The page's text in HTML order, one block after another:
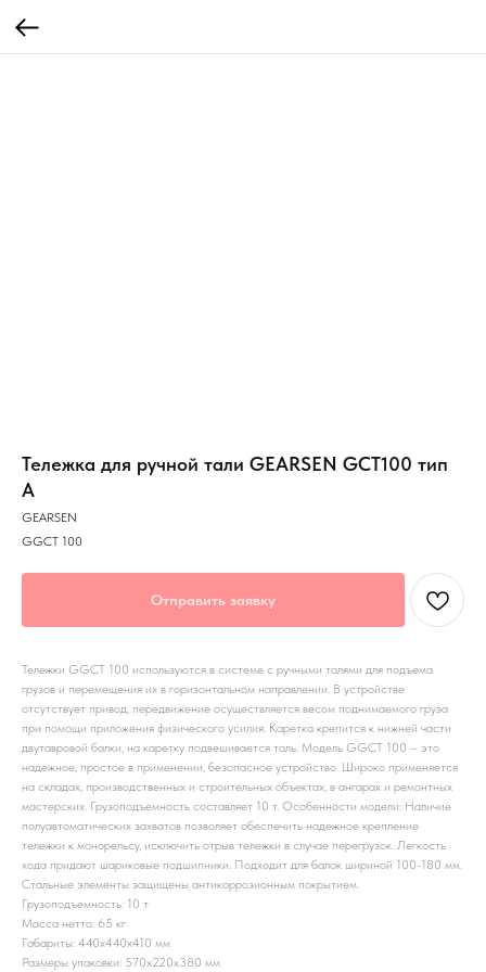
Тележка для ручной тали GEARSEN GCT100 тип
А
GEARSEN
GGCT 100
Отправить заявку
Тележки GGCT 100 используются в системе с ручными талями для подъема
грузов и перемещения их в горизонтальном направлении. В устройстве
отсутствует привод, передвижение осуществляется весом поднимаемого груза
при помощи приложения физического усилия. Каретка крепится к нижней части
двутавровой балки, на каретку подвешивается таль. Модель GGCT 100 – это
надежное, простое в применении, безопасное устройство. Широко применяется
на складах, производственных и строительных объектах, в ангарах и ремонтных
мастерских. Грузоподъемность составляет 10 т. Особенности модели: Наличие
полуавтоматических захватов позволяет обеспечить надежное крепление
тележки к монорельсу, исключить отрыв тележки в случае перегрузок. Легкость
хода придают шариковые подшипники. Подходит для балок шириной 100-180 мм.
Стальные элементы защищены антикоррозионным покрытием.
Грузоподъемность: 10 т
Масса нетто: 65 кг
Габариты: 440x440x410 мм
Размеры упаковки: 570x220x380 мм